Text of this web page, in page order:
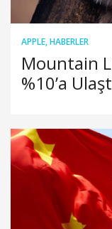
APPLE,HABERLER
Mountain
%10’a